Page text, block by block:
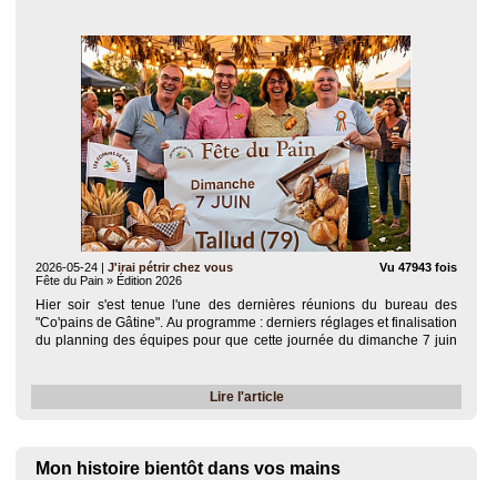
2026-05-24 J'irai pétrir chez vous
Vu 47943 fois
Fête du Pain » Édition 2026
Hier soir s'est tenue l'une des dernières réunions du bureau des
"Co'pains de Gâtine". Au programme : derniers réglages et finalisation
du planning des équipes pour que cette journée du dimanche 7 juin
Lire l'article
Mon histoire bientôt dans vos mains